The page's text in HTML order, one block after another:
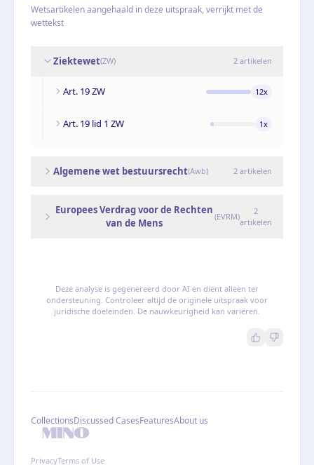
Wetsartikelen aangehaald in deze uitspraak, verrijkt met de
wettekst
Ziektewet(ZW) 2 artikelen
Art. 19 ZW 12x
Art. 19 lid 1 ZW 1x
Algemene wet bestuursrecht(Awb) 2 artikelen
Europees Verdrag voor de Rechten
van de Mens
(EVRM)
2
artikelen
Deze analyse is gegenereerd door AI en dient alleen ter
ondersteuning. Controleer altijd de originele uitspraak voor
juridische doeleinden. De nauwkeurigheid kan variëren.
CollectionsDiscussed CasesFeaturesAbout us
PrivacyTerms of Use